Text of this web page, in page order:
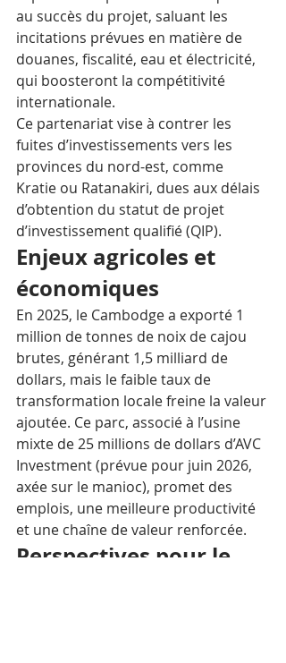
au succès du projet, saluant les
incitations prévues en matière de
douanes, fiscalité, eau et électricité,
qui boosteront la compétitivité
internationale.​
Ce partenariat vise à contrer les
fuites d’investissements vers les
provinces du nord-est, comme
Kratie ou Ratanakiri, dues aux délais
d’obtention du statut de projet
d’investissement qualifié (QIP).
Enjeux agricoles et
économiques
En 2025, le Cambodge a exporté 1
million de tonnes de noix de cajou
brutes, générant 1,5 milliard de
dollars, mais le faible taux de
transformation locale freine la valeur
ajoutée. Ce parc, associé à l’usine
mixte de 25 millions de dollars d’AVC
Investment (prévue pour juin 2026,
axée sur le manioc), promet des
emplois, une meilleure productivité
et une chaîne de valeur renforcée.​
Perspectives pour le